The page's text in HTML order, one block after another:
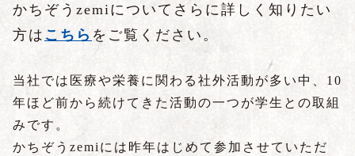
かちぞうzemiについてさらに詳しく知りたい
方は こちら をご覧ください。
当社では医療や栄養に関わる社外活動が多い中、10
年ほど前から続けてきた活動の一つが学生との取組
みです。
かちぞうzemiには昨年はじめて参加させていただ